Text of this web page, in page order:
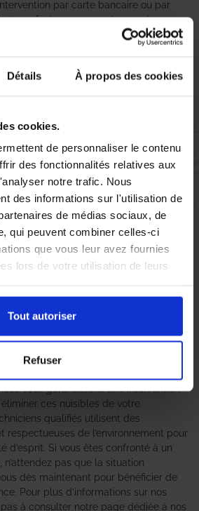
Détails À propos des cookies
cookies.
de personnaliser le contenu
des fonctionnalités relatives aux
notre trafic. Nous
des informations sur l'utilisation de
de médias sociaux, de
qui peuvent combiner celles-ci
que vous leur avez fournies
lors de votre utilisation de leurs
Tout autoriser
Refuser
par carte bancaire ou par
et une facture vous sont envoyés par
d’évaluation de votre expérience
l’équipe AS DE PIC.
pensé à tout
devenir une source d’inquiétude
nuisibles, bien que souvent sous-
C’est pourquoi il est essentiel de faire
de nid de guêpes et frelons
vous garantissons une intervention
ces nuisibles de votre
qualifiés utilisent des
respectueuses de l’environnement pour
d’esprit. Si vous êtes confronté à un
, n’attendez pas que la situation
dès maintenant pour bénéficier de
Pour plus d’informations sur nos
pas à consulter notre page dédiée à nos